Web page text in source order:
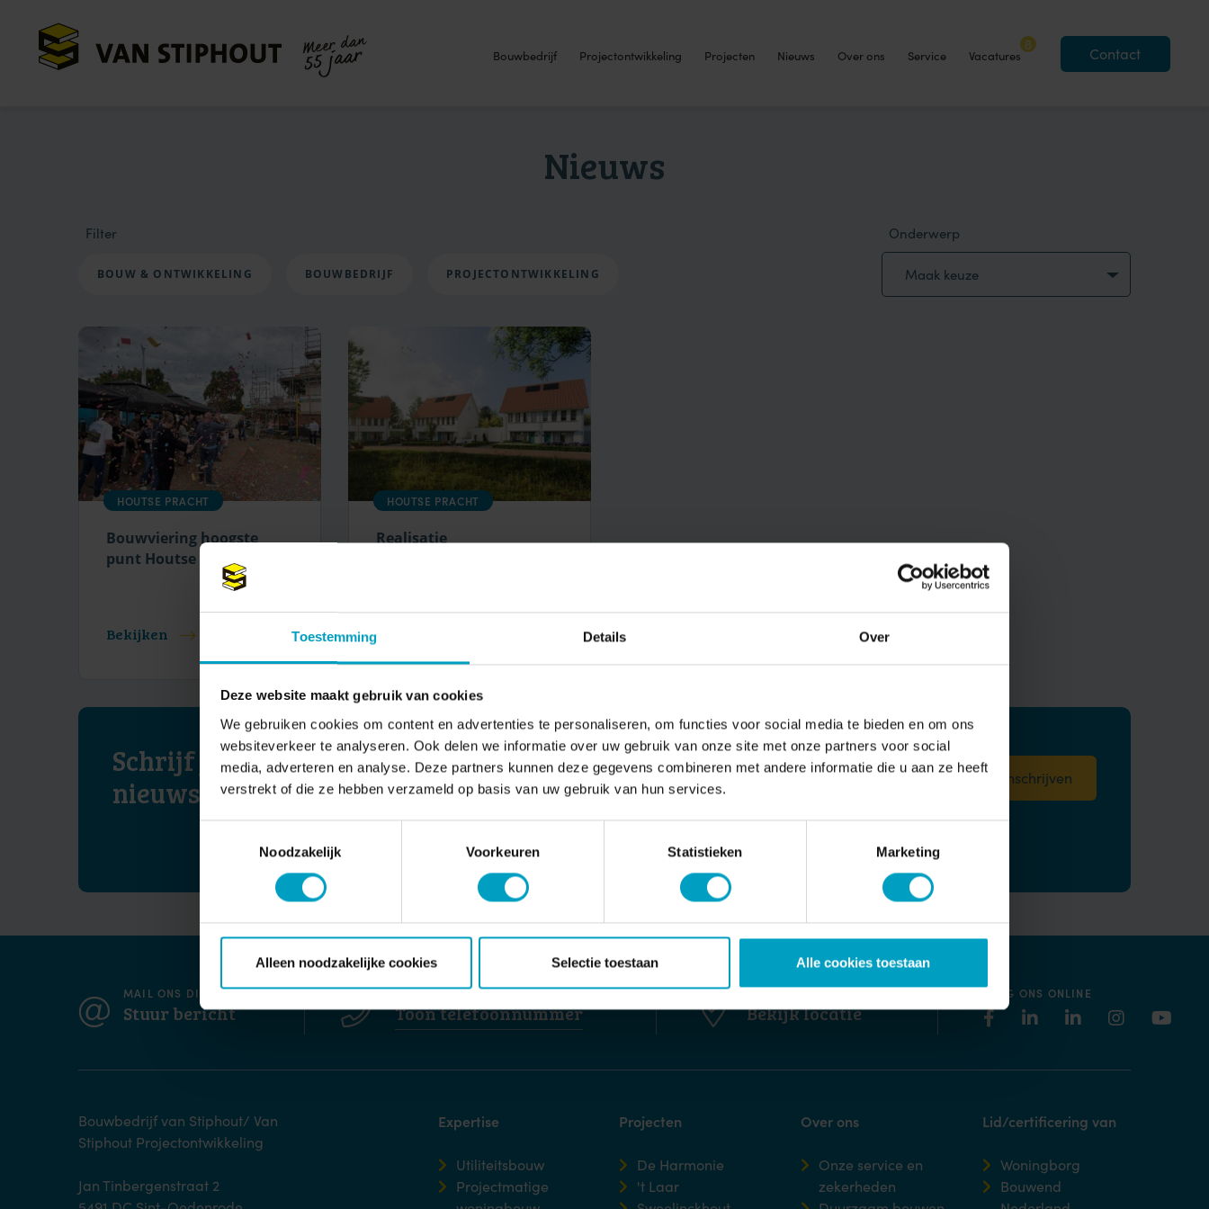
Toestemming Details Over
Deze website maakt gebruik van cookies
We gebruiken cookies om content en advertenties te personaliseren, om functies voor social media te bieden en om ons
websiteverkeer te analyseren. Ook delen we informatie over uw gebruik van onze site met onze partners voor social
media, adverteren en analyse. Deze partners kunnen deze gegevens combineren met andere informatie die u aan ze heeft
verstrekt of die ze hebben verzameld op basis van uw gebruik van hun services.
Noodzakelijk
Voorkeuren Statistieken Marketing
Alleen noodzakelijke cookies Selectie toestaan Alle cookies toestaan
Meer dan
55 jaar Bouwbedrijf Projectontwikkeling Projecten Nieuws Over ons Service Vacatures
8
Contact
Nieuws
Filter Onderwerp
BOUW & ONTWIKKELING BOUWBEDRIJF PROJECTONTWIKKELING Maak keuze
HOUTSE PRACHT
Bouwviering hoogste
punt Houtse Pracht
Bekijken
HOUTSE PRACHT
Realisatie
Bekijken
Schrijf je in voor onze
nieuwsbrief
Naam* Emailadres*
MAIL ONS DIRECT
Stuur bericht
BEL ONS DIRECT
Toon telefoonnummer
KOM EENS LANGS
Bekijk locatie
VOLG ONS ONLINE
Bouwbedrijf van Stiphout/ Van
Stiphout Projectontwikkeling
Jan Tinbergenstraat 2
Expertise
Utiliteitsbouw
Projectmatige
Projecten
De Harmonie
't Laar
Over ons
Onze service en
zekerheden
Lid/certificering van
Woningborg
Bouwend